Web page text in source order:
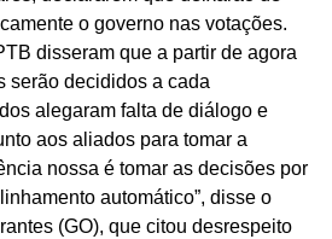
o governo nas votações.
disseram que a partir de agora
serão decididos a cada
alegaram falta de diálogo e
aos aliados para tomar a
nossa é tomar as decisões por
automático”, disse o
(GO), que citou desrespeito